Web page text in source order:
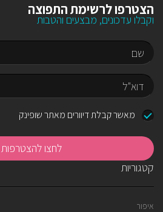
הצטרפו לרשימת התפוצה
וקבלו עדכונים, מבצעים והטבות
שם
דוא"למאשר קבלת דיוורים מאתר שופינק
קטגוריות
איפור